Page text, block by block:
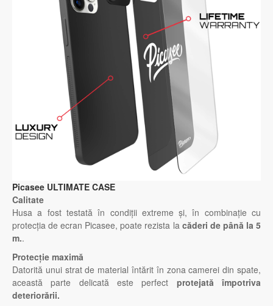
Picasee ULTIMATE CASE
Calitate
Husa a fost testată în condiții extreme și, în combinație cu
protecția de ecran Picasee, poate rezista la căderi de până la 5
m..
Protecție maximă
Datorită unui strat de material întărit în zona camerei din spate,
această parte delicată este perfect protejată împotriva
deteriorării.